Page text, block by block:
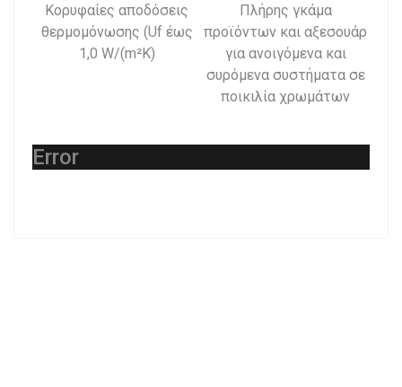
Κορυφαίες αποδόσεις
θερμομόνωσης (Uf έως
1,0 W/(m²K)
Πλήρης γκάμα
προϊόντων και αξεσουάρ
για ανοιγόμενα και
συρόμενα συστήματα σε
ποικιλία χρωμάτων
Error